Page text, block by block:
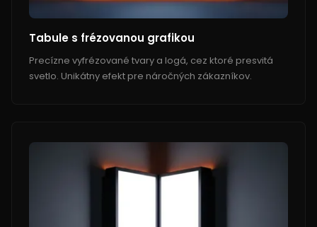
Tabule s frézovanou grafikou
Precízne vyfrézované tvary a logá, cez ktoré presvitá
svetlo. Unikátny efekt pre náročných zákazníkov.